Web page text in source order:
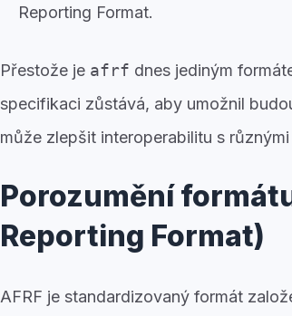
Reporting Format.
Přestože je afrf dnes jediným
specifikaci zůstává, aby umožnil
může zlepšit interoperabilitu s
Porozumění
Reporting Format)
AFRF je standardizovaný formát